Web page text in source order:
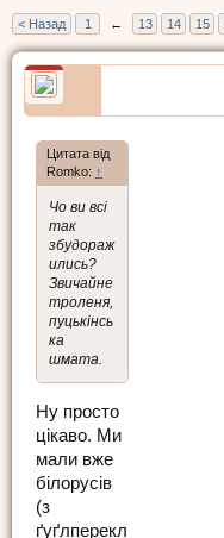
< Назад 1 ← 13 14 15
Цитата від
Romko: ↑
Чо ви всі
так
збудораж
ились?
Звичайне
троленя,
пуцькінсь
ка
шмата.
Ну просто
цікаво. Ми
мали вже
білорусів
(з
ґуґлперекл